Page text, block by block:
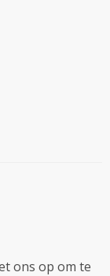
ons op om te